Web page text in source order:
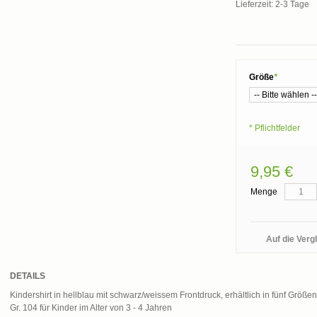
Lieferzeit: 2-3 Tage
*
Größe
* Pflichtfelder
9,95 €
Menge
Auf die
DETAILS
Kindershirt in hellblau mit schwarz/weissem Frontdruck, erhältlich in fünf
Gr. 104 für Kinder im Alter von 3 - 4 Jahren